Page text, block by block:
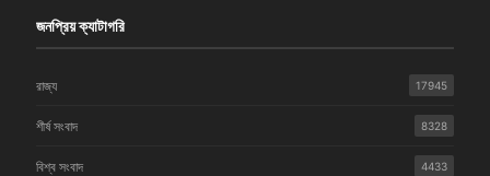
জনপ্রিয় ক্যাটাগরি
রাজ্য 17945
শীর্ষ সংবাদ 8328
বিশ্ব সংবাদ 4433